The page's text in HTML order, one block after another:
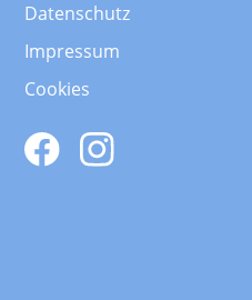
Datenschutz
Impressum
Cookies